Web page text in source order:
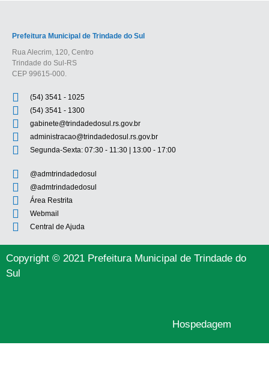
Prefeitura Municipal de Trindade do Sul
Rua Alecrim, 120, Centro
Trindade do Sul-RS
CEP 99615-000.
(54) 3541 - 1025
(54) 3541 - 1300
gabinete@trindadedosul.rs.gov.br
administracao@trindadedosul.rs.gov.br
Segunda-Sexta: 07:30 - 11:30 | 13:00 - 17:00
@admtrindadedosul
@admtrindadedosul
Área Restrita
Webmail
Central de Ajuda
Copyright © 2021 Prefeitura Municipal de Trindade do
Sul
Hospedagem